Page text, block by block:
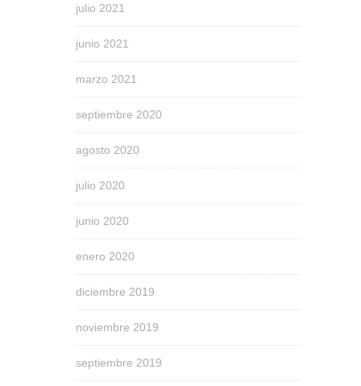
julio 2021
junio 2021
marzo 2021
septiembre 2020
agosto 2020
julio 2020
junio 2020
enero 2020
diciembre 2019
noviembre 2019
septiembre 2019